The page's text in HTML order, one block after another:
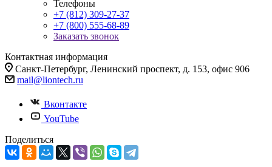
Телефоны
+7 (812) 309-27-37
+7 (800) 555-68-89
Заказать звонок
Контактная информация
Санкт-Петербург, Ленинский проспект, д. 153, офис 906
mail@liontech.ru
Вконтакте
YouTube
Поделиться